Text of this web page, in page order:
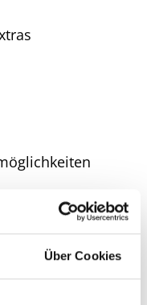
Über Cookies
Stade